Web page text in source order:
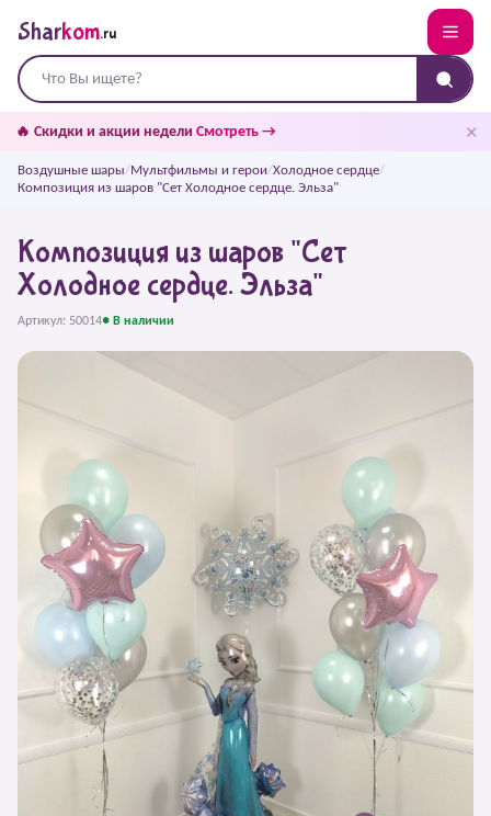
Sharkom.ru
🔥 Скидки и акции недели Смотреть → ✕
Воздушные шары/Мультфильмы и герои/Холодное сердце/
Композиция из шаров "Сет Холодное сердце. Эльза"
Композиция из шаров "Сет
Холодное сердце. Эльза"
Артикул: 50014● В наличии